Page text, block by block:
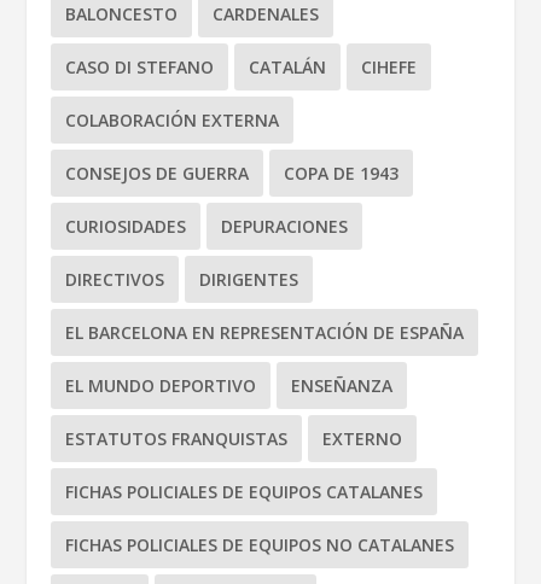
BALONCESTO CARDENALES
CASO DI STEFANO CATALÁN CIHEFE
COLABORACIÓN EXTERNA
CONSEJOS DE GUERRA COPA DE 1943
CURIOSIDADES DEPURACIONES
DIRECTIVOS DIRIGENTES
EL BARCELONA EN REPRESENTACIÓN DE ESPAÑA
EL MUNDO DEPORTIVO ENSEÑANZA
ESTATUTOS FRANQUISTAS EXTERNO
FICHAS POLICIALES DE EQUIPOS CATALANES
FICHAS POLICIALES DE EQUIPOS NO CATALANES